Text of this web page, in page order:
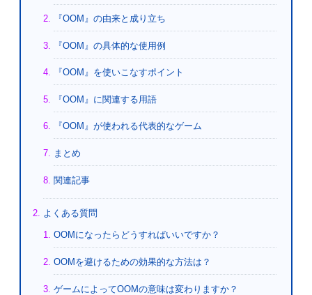
『OOM』の由来と成り立ち
『OOM』の具体的な使用例
『OOM』を使いこなすポイント
『OOM』に関連する用語
『OOM』が使われる代表的なゲーム
まとめ
関連記事
よくある質問
OOMになったらどうすればいいですか？
OOMを避けるための効果的な方法は？
ゲームによってOOMの意味は変わりますか？